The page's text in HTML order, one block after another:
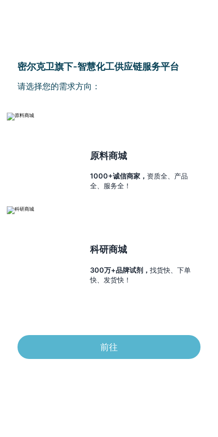
密尔克卫旗下-智慧化工供应链服务平台
请选择您的需求方向：
原料商城
1000+诚信商家， 资质全、产品
全、服务全！
科研商城
300万+品牌试剂，找货快、下单
快、发货快！
前往